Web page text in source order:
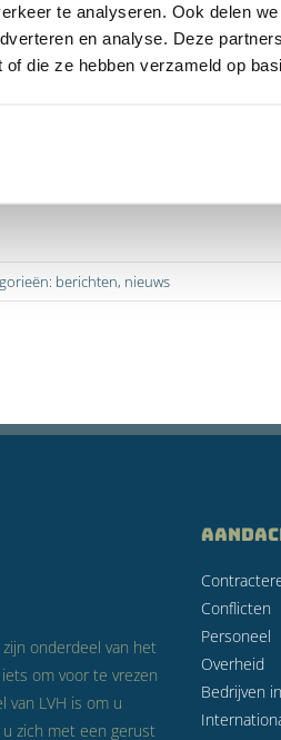
te analyseren. Ook delen
en analyse. Deze
of die ze hebben verzameld op
complex en kent het vele valkuilen.
omdat het Hof de laatste rechter
te benutten. Het kantoor
ervaring heeft in het procederen,
berichten, nieuws
onderdeel van het
om voor te vrezen
van LVH is om u
u zich met een gerust
Conflicten
Personeel
Overheid
Bedrijven